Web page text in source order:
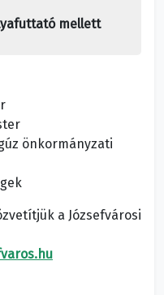
mellett
önkormányzati
a Józsefvárosi